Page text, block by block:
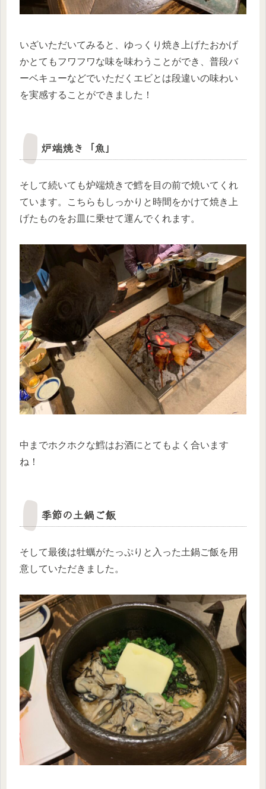
いざいただいてみると、ゆっくり焼き上げたおかげ
かとてもフワフワな味を味わうことができ、普段バ
ーベキューなどでいただくエビとは段違いの味わい
を実感することができました！
炉端焼き「魚」
そして続いても炉端焼きで鱈を目の前で焼いてくれ
ています。こちらもしっかりと時間をかけて焼き上
げたものをお皿に乗せて運んでくれます。
中までホクホクな鱈はお酒にとてもよく合います
ね！
季節の土鍋ご飯
そして最後は牡蠣がたっぷりと入った土鍋ご飯を用
意していただきました。